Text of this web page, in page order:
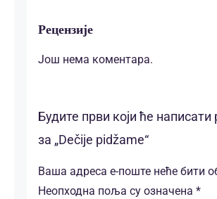
Рецензије
Још нема коментара.
Будите први који ће написати
за „Dečije pidžame“
Ваша адреса е-поште неће бити
Неопходна поља су означена *